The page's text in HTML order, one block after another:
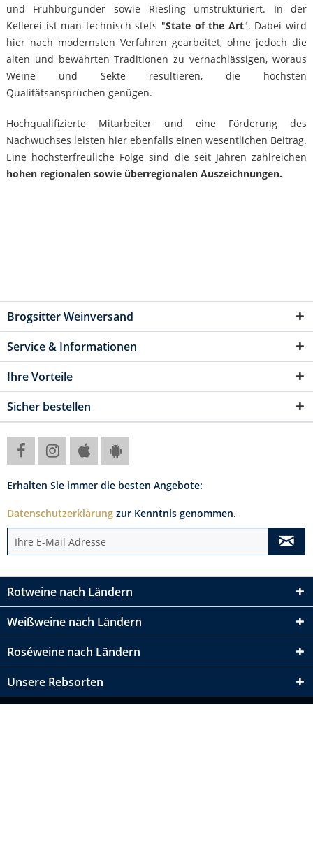
und Frühburgunder sowie Riesling umstrukturiert. In der
Kellerei ist man technisch stets "State of the Art". Dabei wird
hier nach modernsten Verfahren gearbeitet, ohne jedoch die
alten und bewährten Traditionen zu vernachlässigen, woraus
Weine und Sekte resultieren, die höchsten
Qualitätsansprüchen genügen.
Hochqualifizierte Mitarbeiter und eine Förderung des
Nachwuchses leisten hier ebenfalls einen wesentlichen Beitrag.
Eine höchsterfreuliche Folge sind die seit Jahren zahlreichen
hohen regionalen sowie überregionalen Auszeichnungen.
Brogsitter Weinversand
Service & Informationen
Ihre Vorteile
Sicher bestellen
Erhalten Sie immer die besten Angebote:
Datenschutzerklärung zur Kenntnis genommen.
Rotweine nach Ländern
Weißweine nach Ländern
Roséweine nach Ländern
Unsere Rebsorten